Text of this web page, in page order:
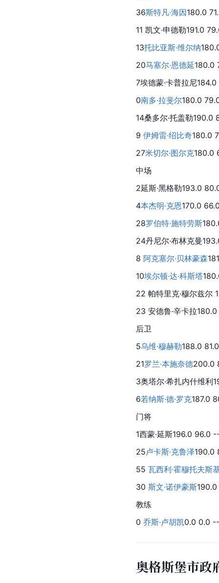
36斯特凡·海因180.0
11 凯文·申德勒191.0
13托比亚斯·维尔纳
20马塞尔·恩德延180.0
7埃德蒙·卡普拉尼
0南多·拉斐尔180.0
14桑多尔·托盖勒
9 伊姆雷·绍比奇180.0
27米切尔·图尔克180.0
中场
2延斯·黑格勒193.0
4本杰明·克恩170.0
28罗伯特·施特劳斯
24丹尼尔·布林克曼
8 阿克塞尔·贝林豪森
10埃尔顿·达·科斯塔
22 帕特里克·穆尔兹
23 安德鲁·辛卡拉
后卫
5乌维·穆赫勒188.0
21罗兰·本施奈德200.0
3奥塔尔·希扎内什维利
6若纳斯·德·罗克187.0
门将
1西蒙·延斯196.0 96.0
25卢卡斯·克鲁泽190.0
55 瓦西利·霍穆托夫斯
30 斯文·诺伊豪斯
教练
0 乔斯·卢胡凯0.0 0.0
奥格斯堡市政